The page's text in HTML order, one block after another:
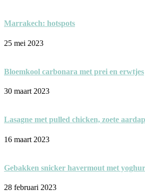
Marrakech: hotspots
25 mei 2023
Bloemkool carbonara met prei en erwtjes
30 maart 2023
Lasagne met pulled chicken, zoete
16 maart 2023
Gebakken snicker havermout met
28 februari 2023